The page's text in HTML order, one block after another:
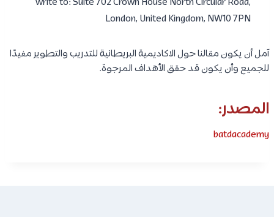
write to: Suite 702 Crown House North Circular Road,
London, United Kingdom, NW10 7PN
آمل أن يكون مقالنا حول الاكاديمية البريطانية للتدريب والتطوير مفيدًا
للجميع وأن يكون قد حقق الأهداف المرجوة.
المصدر:
batdacademy